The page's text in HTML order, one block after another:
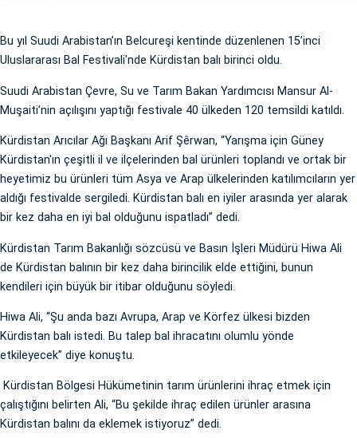
Bu yıl Suudi Arabistan’ın Belcureşi kentinde düzenlenen 15’inci
Uluslararası Bal Festivali'nde Kürdistan balı birinci oldu.
Suudi Arabistan Çevre, Su ve Tarım Bakan Yardımcısı Mansur Al-
Muşaiti’nin açılışını yaptığı festivale 40 ülkeden 120 temsildi katıldı.
Kürdistan Arıcılar Ağı Başkanı Arif Şêrwan, “Yarışma için Güney
Kürdistan'ın çeşitli il ve ilçelerinden bal ürünleri toplandı ve ortak bir
heyetimiz bu ürünleri tüm Asya ve Arap ülkelerinden katılımcıların yer
aldığı festivalde sergiledi. Kürdistan balı en iyiler arasında yer alarak
bir kez daha en iyi bal olduğunu ispatladı” dedi.
Kürdistan Tarım Bakanlığı sözcüsü ve Basın İşleri Müdürü Hiwa Ali
de Kürdistan balının bir kez daha birincilik elde ettiğini, bunun
kendileri için büyük bir itibar olduğunu söyledi.
Hiwa Ali, “Şu anda bazı Avrupa, Arap ve Körfez ülkesi bizden
Kürdistan balı istedi. Bu talep bal ihracatını olumlu yönde
etkileyecek” diye konuştu.
Kürdistan Bölgesi Hükümetinin tarım ürünlerini ihraç etmek için
çalıştığını belirten Ali, “Bu şekilde ihraç edilen ürünler arasına
Kürdistan balını da eklemek istiyoruz” dedi.